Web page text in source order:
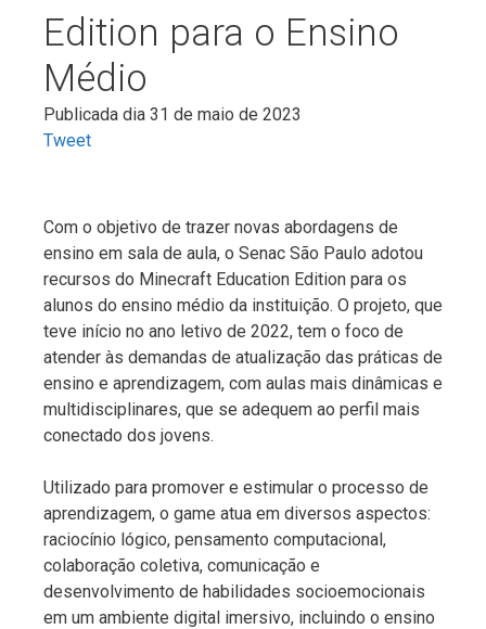
Edition para o Ensino
Médio
Publicada dia 31 de maio de 2023
Tweet
Com o objetivo de trazer novas abordagens de
ensino em sala de aula, o Senac São Paulo adotou
recursos do Minecraft Education Edition para os
alunos do ensino médio da instituição. O projeto, que
teve início no ano letivo de 2022, tem o foco de
atender às demandas de atualização das práticas de
ensino e aprendizagem, com aulas mais dinâmicas e
multidisciplinares, que se adequem ao perfil mais
conectado dos jovens.
Utilizado para promover e estimular o processo de
aprendizagem, o game atua em diversos aspectos:
raciocínio lógico, pensamento computacional,
colaboração coletiva, comunicação e
desenvolvimento de habilidades socioemocionais
em um ambiente digital imersivo, incluindo o ensino